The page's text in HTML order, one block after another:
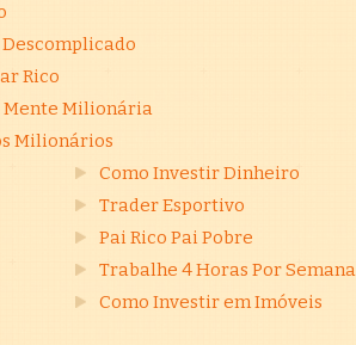
Rico
Mente Milionária
Milionários
Como Investir Dinheiro
Trader Esportivo
Pai Rico Pai Pobre
Trabalhe 4 Horas Por Semana
Como Investir em Imóveis